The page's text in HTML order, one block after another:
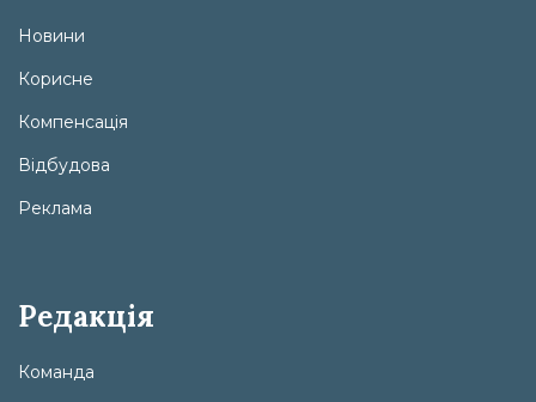
Новини
Корисне
Компенсація
Відбудова
Реклама
Редакція
Команда